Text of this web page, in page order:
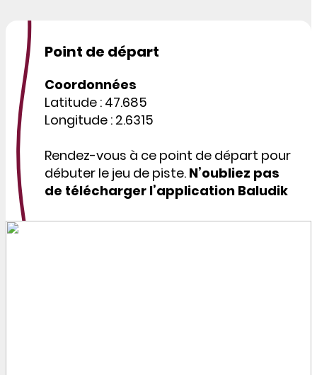
Point de départ
Coordonnées
Latitude : 47.685
Longitude : 2.6315
Rendez-vous à ce point de départ pour
débuter le jeu de piste. N’oubliez pas
de télécharger l’application Baludik